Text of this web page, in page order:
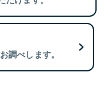
調べします。